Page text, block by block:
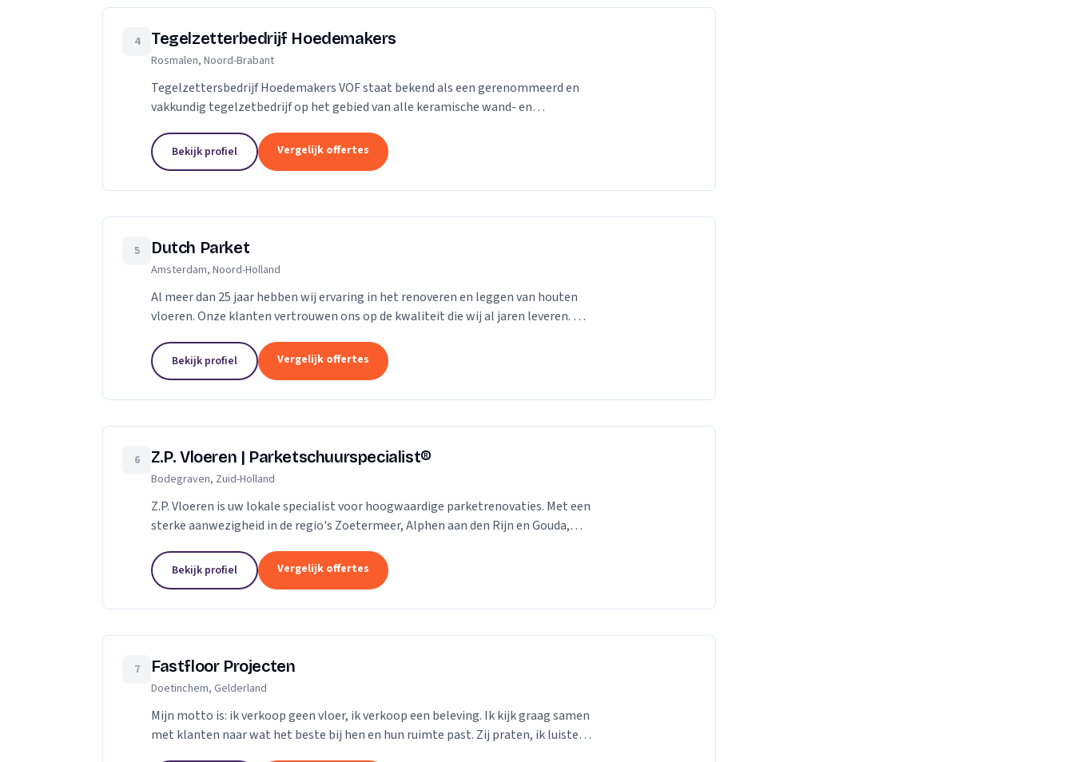
4 Tegelzetterbedrijf Hoedemakers
Rosmalen, Noord-Brabant
Tegelzettersbedrijf Hoedemakers VOF staat bekend als een gerenommeerd en
vakkundig tegelzetbedrijf op het gebied van alle keramische wand- en
Bekijk profiel Vergelijk offertes
5 Dutch Parket
Amsterdam, Noord-Holland
Al meer dan 25 jaar hebben wij ervaring in het renoveren en leggen van houten
vloeren. Onze klanten vertrouwen ons op de kwaliteit die wij al jaren leveren. Of
Bekijk profiel Vergelijk offertes
6 Z.P. Vloeren | Parketschuurspecialist®
Bodegraven, Zuid-Holland
Z.P. Vloeren is uw lokale specialist voor hoogwaardige parketrenovaties. Met een
sterke aanwezigheid in de regio's Zoetermeer, Alphen aan den Rijn en Gouda,
Bekijk profiel Vergelijk offertes
7 Fastfloor Projecten
Doetinchem, Gelderland
Mijn motto is: ik verkoop geen vloer, ik verkoop een beleving. Ik kijk graag samen
met klanten naar wat het beste bij hen en hun ruimte past. Zij praten, ik luister.